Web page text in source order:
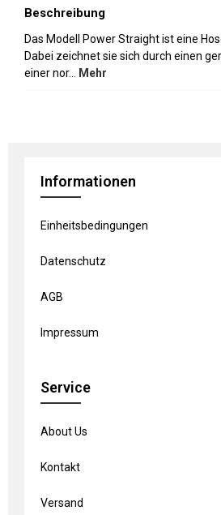
Beschreibung
Das Modell Power Straight ist eine
Dabei zeichnet sie sich durch einen
einer nor…
Mehr
Informationen
Einheitsbedingungen
Datenschutz
AGB
Impressum
Service
About Us
Kontakt
Versand